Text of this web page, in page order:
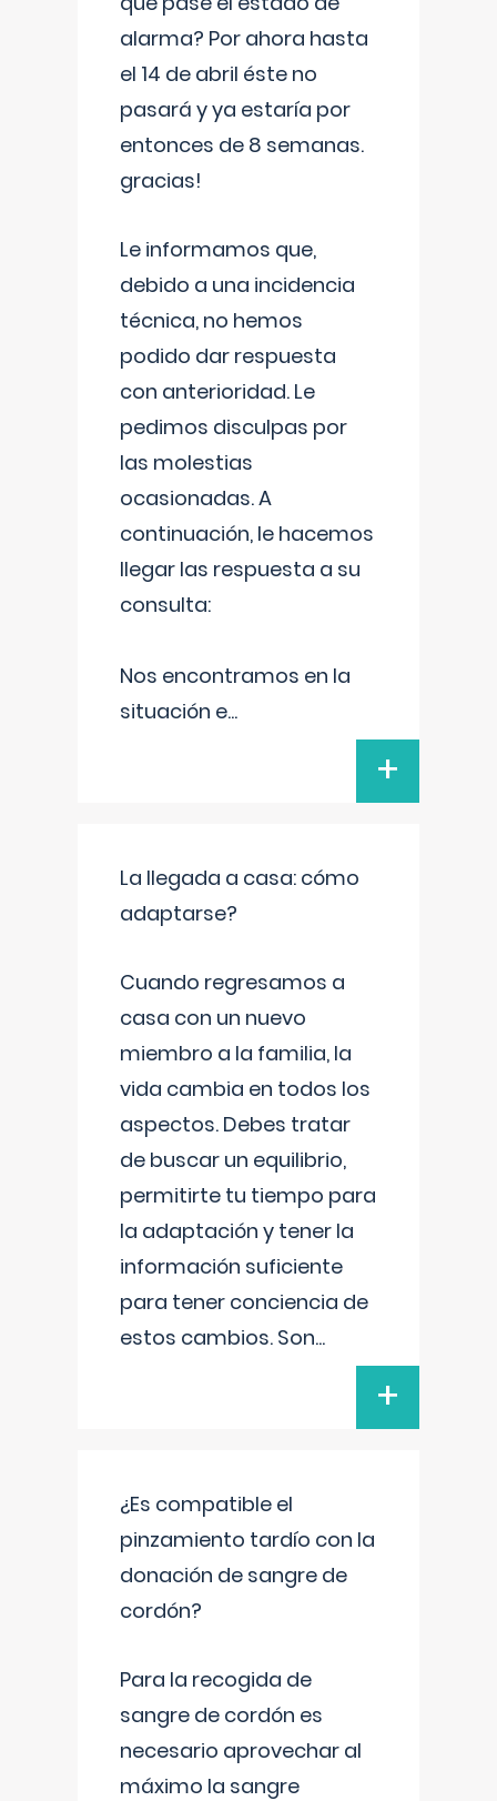
alarma? Por ahora hasta
el 14 de abril éste no
pasará y ya estaría por
entonces de 8 semanas.
gracias!
Le informamos que,
debido a una incidencia
técnica, no hemos
podido dar respuesta
con anterioridad. Le
pedimos disculpas por
las molestias
ocasionadas. A
continuación, le hacemos
llegar las respuesta a su
consulta:
Nos encontramos en la
situación e...
+
La llegada a casa: cómo
adaptarse?
Cuando regresamos a
casa con un nuevo
miembro a la familia, la
vida cambia en todos los
aspectos. Debes tratar
de buscar un equilibrio,
permitirte tu tiempo para
la adaptación y tener la
información suficiente
para tener conciencia de
estos cambios. Son...
+
¿Es compatible el
pinzamiento tardío con la
donación de sangre de
cordón?
Para la recogida de
sangre de cordón es
necesario aprovechar al
máximo la sangre